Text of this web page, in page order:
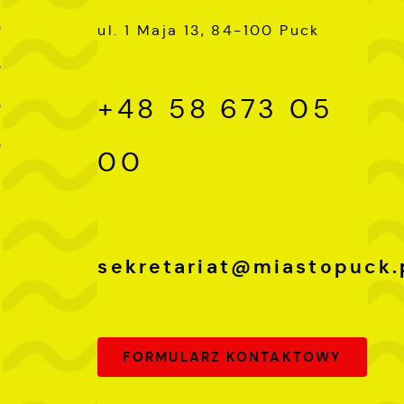
ul. 1 Maja 13, 84-100 Puck
+48 58 673 05
00
FORMULARZ KONTAKTOWY